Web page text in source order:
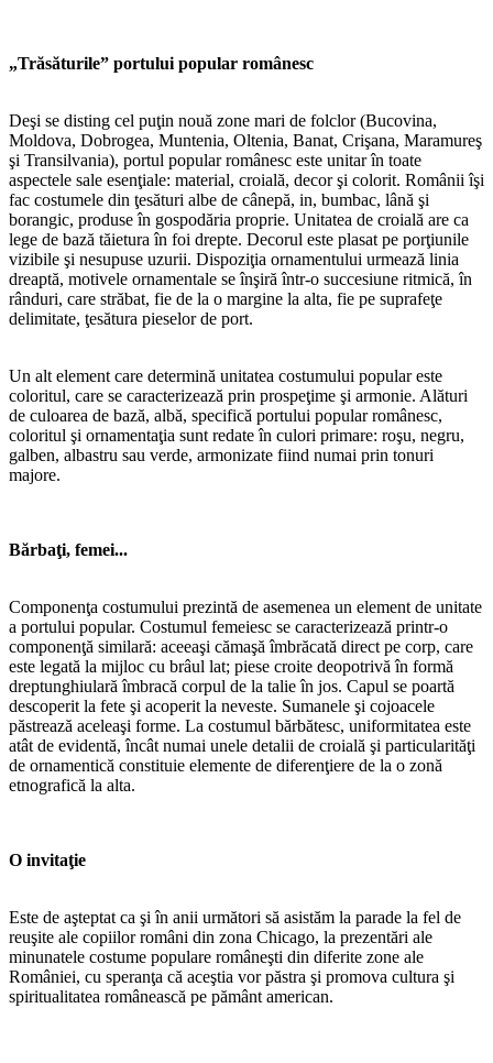
„Trăsăturile” portului popular românesc
Deşi se disting cel puţin nouă zone mari de folclor (Bucovina,
Moldova, Dobrogea, Muntenia, Oltenia, Banat, Crişana, Maramureş
şi Transilvania), portul popular românesc este unitar în toate
aspectele sale esenţiale: material, croială, decor şi colorit. Românii îşi
fac costumele din ţesături albe de cânepă, in, bumbac, lână şi
borangic, produse în gospodăria proprie. Unitatea de croială are ca
lege de bază tăietura în foi drepte. Decorul este plasat pe porţiunile
vizibile şi nesupuse uzurii. Dispoziţia ornamentului urmează linia
dreaptă, motivele ornamentale se înşiră într-o succesiune ritmică, în
rânduri, care străbat, fie de la o margine la alta, fie pe suprafeţe
delimitate, ţesătura pieselor de port.
Un alt element care determină unitatea costumului popular este
coloritul, care se caracterizează prin prospeţime şi armonie. Alături
de culoarea de bază, albă, specifică portului popular românesc,
coloritul şi ornamentaţia sunt redate în culori primare: roşu, negru,
galben, albastru sau verde, armonizate fiind numai prin tonuri
majore.
Bărbaţi, femei...
Componenţa costumului prezintă de asemenea un element de unitate
a portului popular. Costumul femeiesc se caracterizează printr-o
componenţă similară: aceeaşi cămaşă îmbrăcată direct pe corp, care
este legată la mijloc cu brâul lat; piese croite deopotrivă în formă
dreptunghiulară îmbracă corpul de la talie în jos. Capul se poartă
descoperit la fete şi acoperit la neveste. Sumanele şi cojoacele
păstrează aceleaşi forme. La costumul bărbătesc, uniformitatea este
atât de evidentă, încât numai unele detalii de croială şi particularităţi
de ornamentică constituie elemente de diferenţiere de la o zonă
etnografică la alta.
O invitaţie
Este de aşteptat ca şi în anii următori să asistăm la parade la fel de
reuşite ale copiilor români din zona Chicago, la prezentări ale
minunatele costume populare româneşti din diferite zone ale
României, cu speranţa că aceştia vor păstra şi promova cultura şi
spiritualitatea românească pe pământ american.